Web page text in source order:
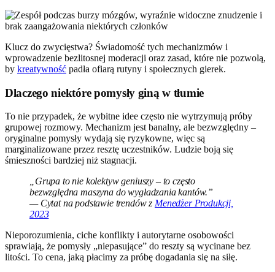
Klucz do zwycięstwa? Świadomość tych mechanizmów i
wprowadzenie bezlitosnej moderacji oraz zasad, które nie pozwolą,
by kreatywność padła ofiarą rutyny i społecznych gierek.
Dlaczego niektóre pomysły giną w tłumie
To nie przypadek, że wybitne idee często nie wytrzymują próby
grupowej rozmowy. Mechanizm jest banalny, ale bezwzględny –
oryginalne pomysły wydają się ryzykowne, więc są
marginalizowane przez resztę uczestników. Ludzie boją się
śmieszności bardziej niż stagnacji.
„Grupa to nie kolektyw geniuszy – to często
bezwzględna maszyna do wygładzania kantów.”
— Cytat na podstawie trendów z Menedżer Produkcji,
2023
Nieporozumienia, ciche konflikty i autorytarne osobowości
sprawiają, że pomysły „niepasujące” do reszty są wycinane bez
litości. To cena, jaką płacimy za próbę dogadania się na siłę.